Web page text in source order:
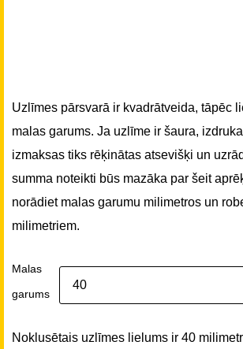
Uzlīmes pārsvarā ir kvadrātveida, tāpēc
malas garums. Ja uzlīme ir šaura,
izmaksas tiks rēķinātas atsevišķi un
summa noteikti būs mazāka par šeit
norādiet malas garumu milimetros un
milimetriem.
Malas
garums
Noklusētais uzlīmes lielums ir 40